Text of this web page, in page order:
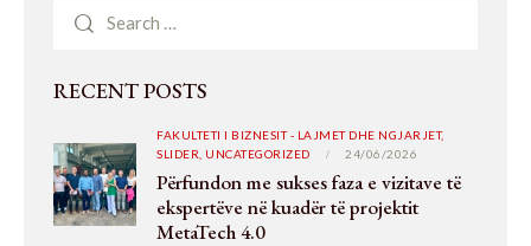
RECENT POSTS
FAKULTETI I BIZNESIT - LAJMET DHE NGJARJET,
SLIDER, UNCATEGORIZED 24/06/2026
Përfundon me sukses faza e vizitave të
ekspertëve në kuadër të projektit
MetaTech 4.0